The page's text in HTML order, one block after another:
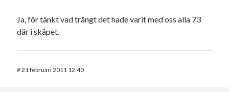
Ja, för tänkt vad trångt det hade varit med oss alla 73
där i skåpet.
#21 februari 2011 12:40